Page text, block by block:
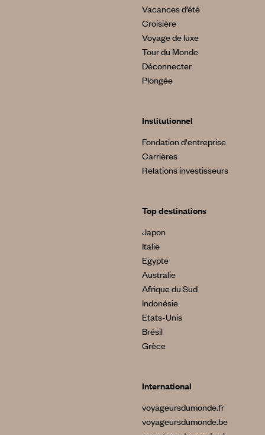
Vacances d’été
Croisière
Voyage de luxe
Tour du Monde
Déconnecter
Plongée
Institutionnel
Fondation d'entreprise
Carrières
Relations investisseurs
Top destinations
Japon
Italie
Egypte
Australie
Afrique du Sud
Indonésie
Etats-Unis
Brésil
Grèce
International
voyageursdumonde.fr
voyageursdumonde.be